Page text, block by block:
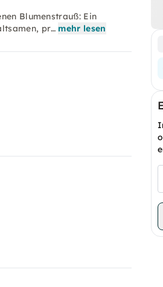
Blumenstrauß: Ein
pr… mehr lesen